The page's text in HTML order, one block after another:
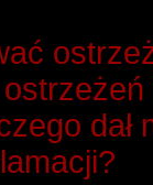
dał